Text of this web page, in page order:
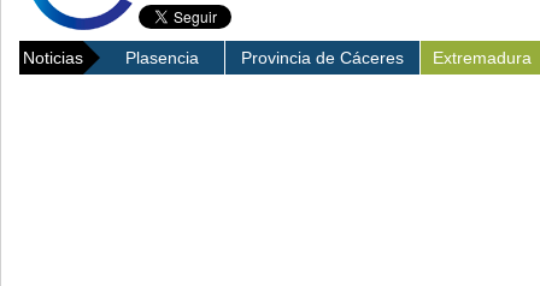
Noticias Plasencia Provincia de Cáceres Extremadura